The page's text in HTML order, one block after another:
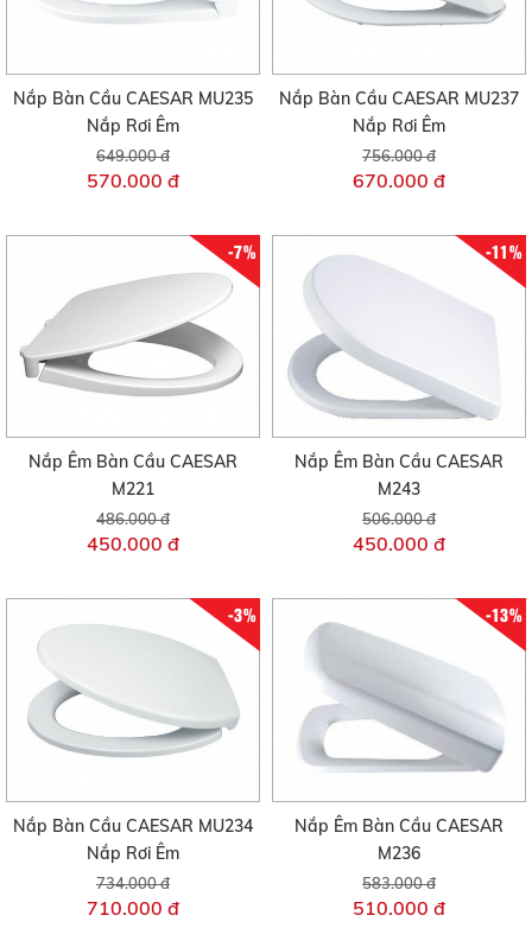
Nắp Bàn Cầu CAESAR MU235
Nắp Rơi Êm
649.000 đ
570.000 đ
Nắp Bàn Cầu CAESAR MU237
Nắp Rơi Êm
756.000 đ
670.000 đ
-7%
Nắp Êm Bàn Cầu CAESAR
M221
486.000 đ
450.000 đ
-11%
Nắp Êm Bàn Cầu CAESAR
M243
506.000 đ
450.000 đ
-3%
Nắp Bàn Cầu CAESAR MU234
Nắp Rơi Êm
734.000 đ
710.000 đ
-13%
Nắp Êm Bàn Cầu CAESAR
M236
583.000 đ
510.000 đ